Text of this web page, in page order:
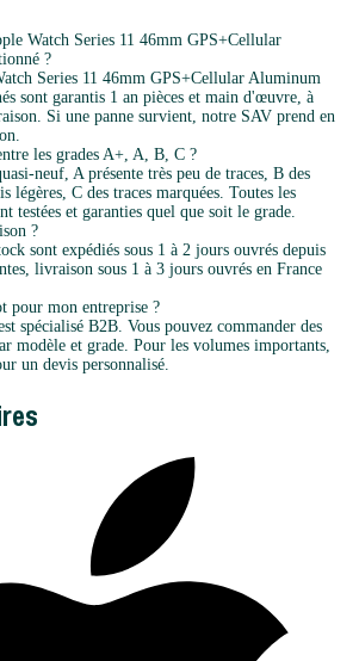
Watch Series 11 46mm GPS+Cellular
?
Series 11 46mm GPS+Cellular Aluminum
sont garantis 1 an pièces et main d'œuvre, à
Si une panne survient, notre SAV prend en
les grades A+, A, B, C ?
neuf, A présente très peu de traces, B des
légères, C des traces marquées. Toutes les
testées et garanties quel que soit le grade.
?
sont expédiés sous 1 à 2 jours ouvrés depuis
livraison sous 1 à 3 jours ouvrés en France
pour mon entreprise ?
spécialisé B2B. Vous pouvez commander des
modèle et grade. Pour les volumes importants,
un devis personnalisé.